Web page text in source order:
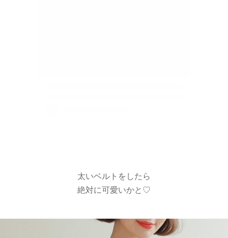
太いベルトをしたら
絶対に可愛いかと♡